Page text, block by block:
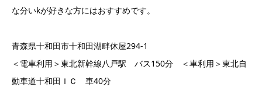
な分いkが好きな方にはおすすめです。
青森県十和田市十和田湖畔休屋294-1
＜電車利用＞東北新幹線八戸駅 バス150分 ＜車利用＞東北自
動車道十和田ＩＣ 車40分